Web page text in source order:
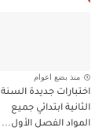
منذ بضع اعوام
اختبارات جديدة السنة
الثانية ابتدائي جميع
المواد الفصل الأول...